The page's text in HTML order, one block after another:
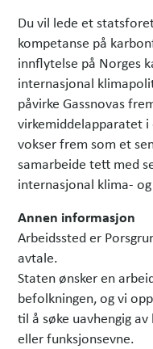
Du vil lede et
kompetanse på
innflytelse på Norges
internasjonal
påvirke Gassnovas
virkemiddelapparatet
vokser frem som et
samarbeide tett med
internasjonal klima-
Annen informasjon
Arbeidssted er
avtale.
Staten ønsker en
befolkningen, og vi
til å søke uavhengig
eller funksjonsevne.